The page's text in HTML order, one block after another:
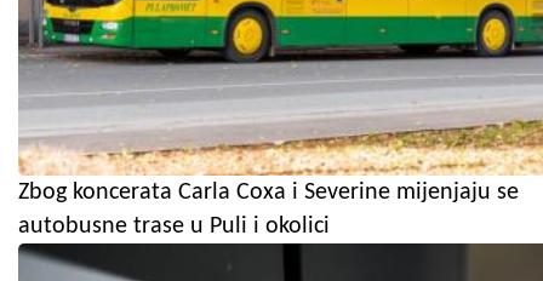
Zbog koncerata Carla Coxa i Severine mijenjaju se
autobusne trase u Puli i okolici